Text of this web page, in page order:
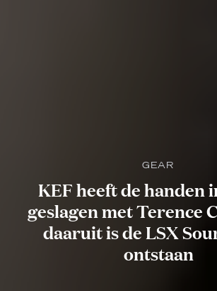
GEAR
KEF heeft de handen
geslagen met Terence
daaruit is de LSX
ontstaan